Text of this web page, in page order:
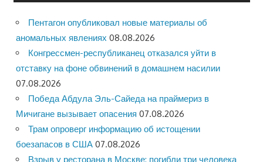
Пентагон опубликовал новые материалы об
аномальных явлениях 08.08.2026
Конгрессмен-республиканец отказался уйти в
отставку на фоне обвинений в домашнем насилии
07.08.2026
Победа Абдула Эль-Сайеда на праймериз в
Мичигане вызывает опасения 07.08.2026
Трам опроверг информацию об истощении
боезапасов в США 07.08.2026
Взрыв у ресторана в Москве: погибли три человека